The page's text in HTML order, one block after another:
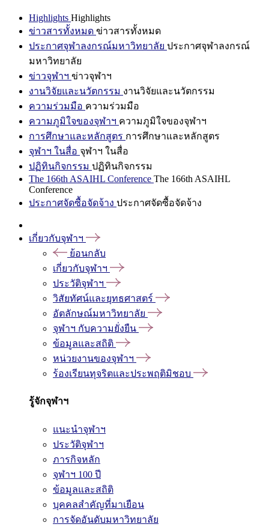
Highlights Highlights
ข่าวสารทั้งหมด ข่าวสารทั้งหมด
ประกาศจุฬาลงกรณ์มหาวิทยาลัย ประกาศจุฬาลงกรณ์
มหาวิทยาลัย
ข่าวจุฬาฯ ข่าวจุฬาฯ
งานวิจัยและนวัตกรรม งานวิจัยและนวัตกรรม
ความร่วมมือ ความร่วมมือ
ความภูมิใจของจุฬาฯ ความภูมิใจของจุฬาฯ
การศึกษาและหลักสูตร การศึกษาและหลักสูตร
จุฬาฯ ในสื่อ จุฬาฯ ในสื่อ
ปฏิทินกิจกรรม ปฏิทินกิจกรรม
The 166th ASAIHL Conference The 166th ASAIHL
Conference
ประกาศจัดซื้อจัดจ้าง ประกาศจัดซื้อจัดจ้าง
เกี่ยวกับจุฬาฯ
ย้อนกลับ
เกี่ยวกับจุฬาฯ
ประวัติจุฬาฯ
วิสัยทัศน์และยุทธศาสตร์
อัตลักษณ์มหาวิทยาลัย
จุฬาฯ กับความยั่งยืน
ข้อมูลและสถิติ
หน่วยงานของจุฬาฯ
ร้องเรียนทุจริตและประพฤติมิชอบ
รู้จักจุฬาฯ
แนะนำจุฬาฯ
ประวัติจุฬาฯ
ภารกิจหลัก
จุฬาฯ 100 ปี
ข้อมูลและสถิติ
บุคคลสำคัญที่มาเยือน
การจัดอันดับมหาวิทยาลัย